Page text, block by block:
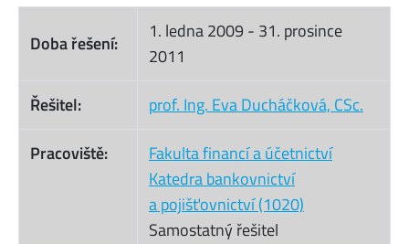
Doba řešení:
1. ledna 2009- 31. prosince
2011
Řešitel:
prof. Ing. Eva Ducháčková, CSc.
Pracoviště:
Fakulta financí a účetnictví
Katedra bankovnictví
a pojišťovnictví (1020)
Samostatný řešitel